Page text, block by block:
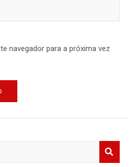
navegador para a próxima vez